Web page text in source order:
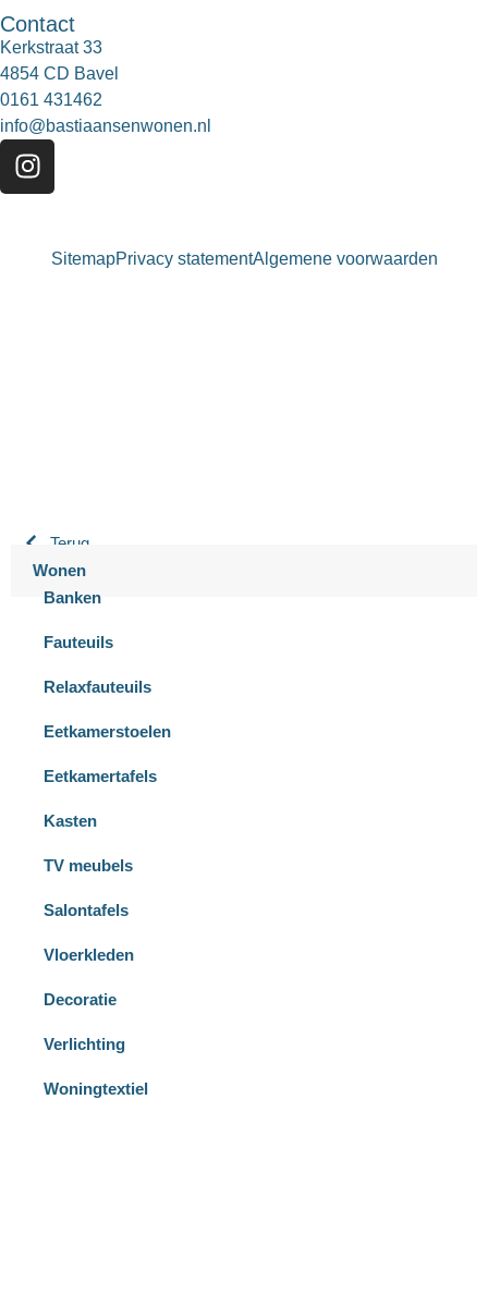
Contact
Kerkstraat 33
4854 CD Bavel
0161 431462
info@bastiaansenwonen.nl
SitemapPrivacy statementAlgemene voorwaarden
Terug
Wonen
Banken
Fauteuils
Relaxfauteuils
Eetkamerstoelen
Eetkamertafels
Kasten
TV meubels
Salontafels
Vloerkleden
Decoratie
Verlichting
Woningtextiel